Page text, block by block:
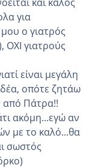
για
ο γιατρός
ΟΧΙ γιατρούς
είναι μεγάλη
οπότε ζητάω
από Πάτρα!!
ακόμη...εγώ αν
με το καλό...θα
σωστός